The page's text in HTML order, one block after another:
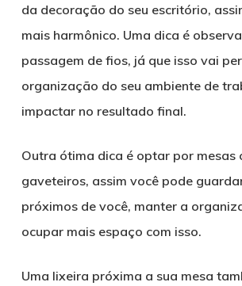
da decoração do seu escritório,
mais harmônico. Uma dica é
passagem de fios, já que isso vai
organização do seu ambiente de
impactar no resultado final.
Outra ótima dica é optar por mesas
gaveteiros, assim você pode
próximos de você, manter a
ocupar mais espaço com isso.
Uma lixeira próxima a sua mesa